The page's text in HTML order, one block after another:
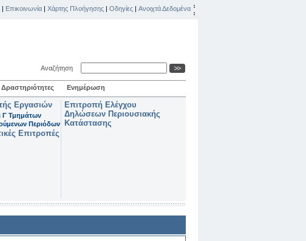
| Επικοινωνία | Χάρτης Πλοήγησης | Οδηγίες | Ανοιχτά Δεδομένα
Αναζήτηση
Δραστηριότητες Ενημέρωση
Εργασιών
Γ Τμημάτων
Περιόδων
Επιτροπές
Επιτροπή Ελέγχου
Δηλώσεων Περιουσιακής
Κατάστασης